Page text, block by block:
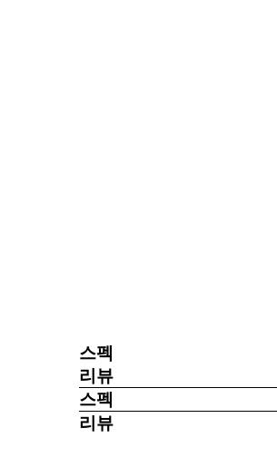
스펙
리뷰
스펙
리뷰